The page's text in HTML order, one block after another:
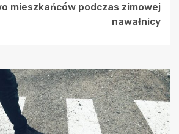
mieszkańców podczas zimowej
nawałnicy